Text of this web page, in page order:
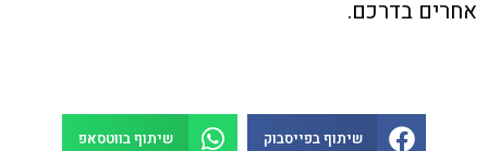
אחרים בדרכם.
שיתוף בפייסבוק שיתוף בווטסאפ